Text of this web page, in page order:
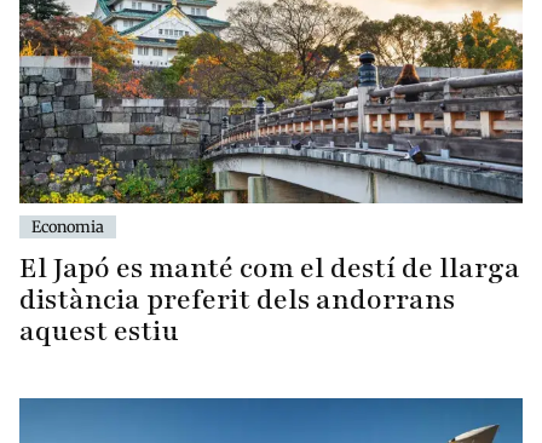
Economia
El Japó es manté com el destí de llarga
distància preferit dels andorrans
aquest estiu